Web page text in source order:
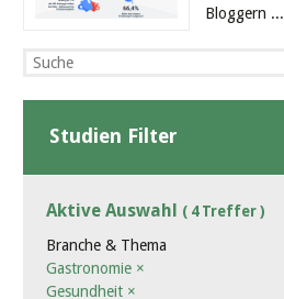
Bloggern ...
Studien Filter
Aktive Auswahl ( 4 Treffer )
Branche & Thema
Gastronomie ×
Gesundheit ×